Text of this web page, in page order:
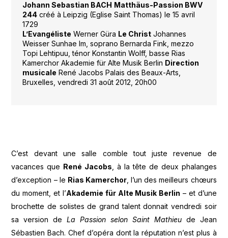
Johann Sebastian BACH Matthäus-Passion BWV
244créé à Leipzig (Eglise Saint Thomas) le 15 avril
1729
L’Evangéliste Werner Güra Le ChristJohannes
Weisser Sunhae Im, soprano Bernarda Fink, mezzo
Topi Lehtipuu, ténor Konstantin Wolff, basse Rias
Kamerchor Akademie für Alte Musik Berlin Direction
musicale René Jacobs Palais des Beaux-Arts,
Bruxelles, vendredi 31 août 2012, 20h00
C’est devant une salle comble tout juste revenue de
vacances que René Jacobs, à la tête de deux phalanges
d’exception – le Rias Kamerchor, l’un des meilleurs chœurs
du moment, et l’Akademie für Alte Musik Berlin – et d’une
brochette de solistes de grand talent donnait vendredi soir
sa version deLa Passion selon Saint Mathieude Jean
Sébastien Bach. Chef d’opéra dont la réputation n’est plus à